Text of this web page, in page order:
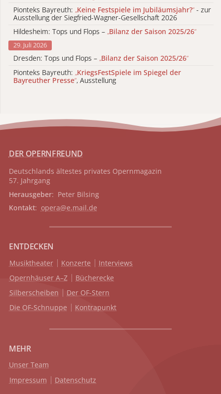
Pionteks Bayreuth: „Keine Festspiele im Jubiläumsjahr?“ - zur
Ausstellung der Siegfried-Wagner-Gesellschaft 2026
Hildesheim: Tops und Flops – „Bilanz der Saison 2025/26“
29. Juli 2026
Dresden: Tops und Flops – „Bilanz der Saison 2025/26“
Pionteks Bayreuth: „KriegsFestSpiele im Spiegel der
Bayreuther Presse“, Ausstellung
DER OPERNFREUND
Deutschlands ältestes privates Opernmagazin
57. Jahrgang
Herausgeber: Peter Bilsing
Kontakt: opera@e.mail.de
ENTDECKEN
Musiktheater Konzerte
Interviews
Opernhäuser A–Z
Bücherecke
Silberscheiben
Der OF-Stern
Die OF-Schnuppe
Kontrapunkt
MEHR
Unser Team
Impressum
Datenschutz